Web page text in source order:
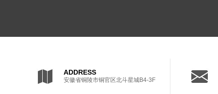
ADDRESS
安徽省铜陵市铜官区北斗星城B4-3F